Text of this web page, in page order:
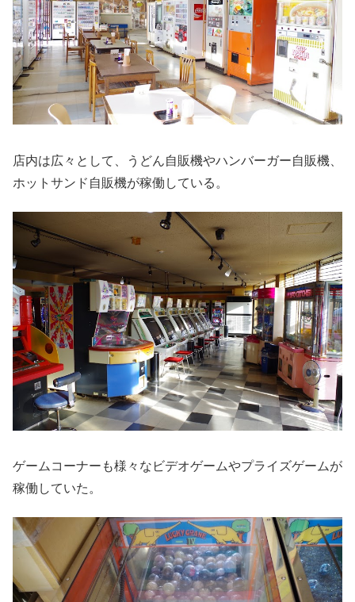
店内は広々として、うどん自販機やハンバーガー自販機、
ホットサンド自販機が稼働している。
ゲームコーナーも様々なビデオゲームやプライズゲームが
稼働していた。